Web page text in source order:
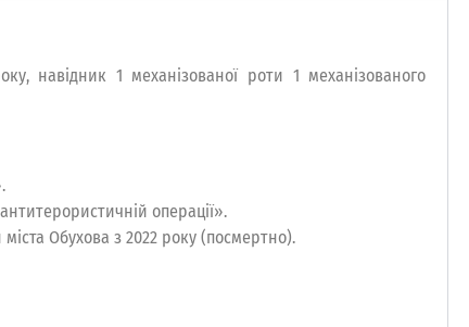
навідник 1 механізованої роти 1 механізованого
операції».
Обухова з 2022 року (посмертно).